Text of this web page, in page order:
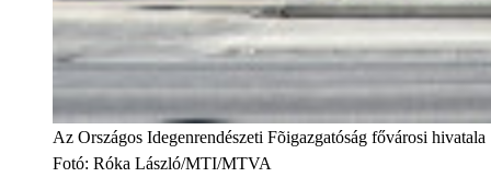
Az Országos Idegenrendészeti Fõigazgatóság fővárosi hivatala
Fotó: Róka László/MTI/MTVA